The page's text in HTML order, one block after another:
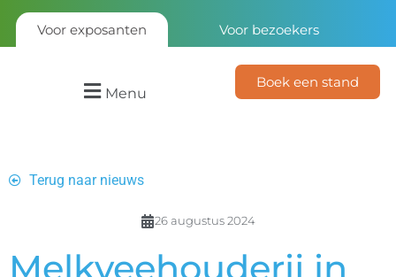
Voor exposanten Voor bezoekers
Menu
Boek een stand
Terug naar nieuws
26 augustus 2024
Melkveehouderij in